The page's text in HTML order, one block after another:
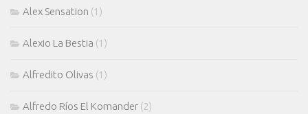
Alex Sensation (1)
Alexio La Bestia (1)
Alfredito Olivas (1)
Alfredo Ríos El Komander (2)